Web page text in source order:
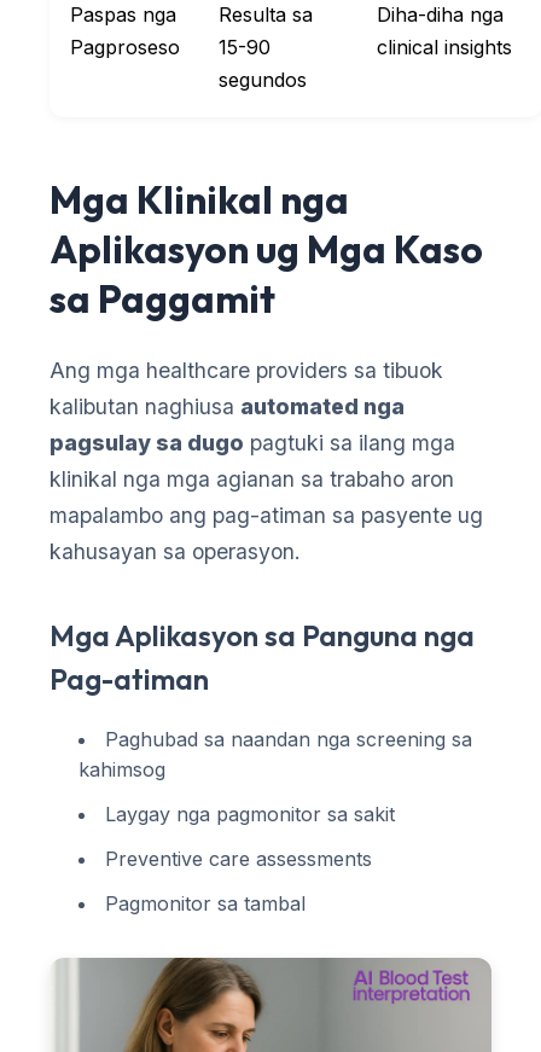
Paspas nga
Pagproseso
Resulta sa
15-90
segundos
Diha-diha nga
clinical insights
Mga Klinikal nga
Aplikasyon ug Mga Kaso
sa Paggamit
Ang mga healthcare providers sa tibuok
kalibutan naghiusa automated nga
pagsulay sa dugo pagtuki sa ilang mga
klinikal nga mga agianan sa trabaho aron
mapalambo ang pag-atiman sa pasyente ug
kahusayan sa operasyon.
Mga Aplikasyon sa Panguna nga
Pag-atiman
Paghubad sa naandan nga screening sa
kahimsog
Laygay nga pagmonitor sa sakit
Preventive care assessments
Pagmonitor sa tambal